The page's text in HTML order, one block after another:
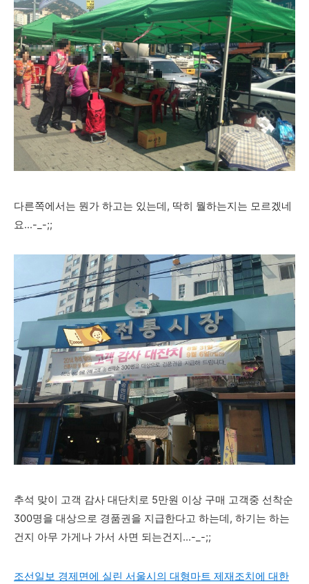
다른쪽에서는 뭔가 하고는 있는데, 딱히 뭘하는지는 모르겠네
요...-_-;;
추석 맞이 고객 감사 대단치로 5만원 이상 구매 고객중 선착순
300명을 대상으로 경품권을 지급한다고 하는데, 하기는 하는
건지 아무 가게나 가서 사면 되는건지...-_-;;
조선일보 경제면에 실린 서울시의 대형마트 제재조치에 대한